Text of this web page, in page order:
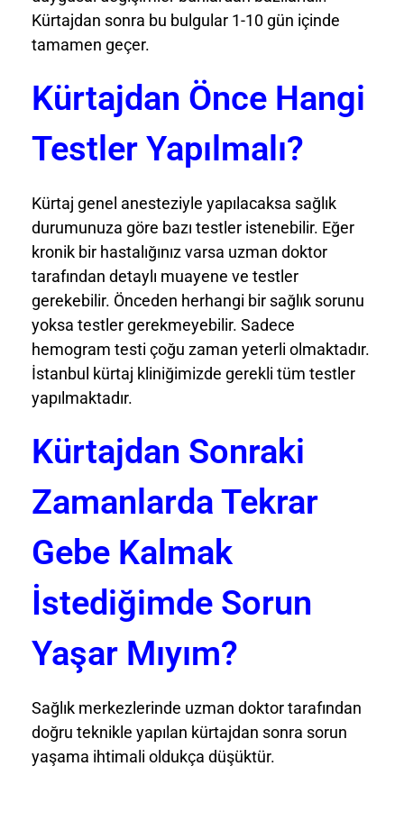
Kürtajdan sonra bu bulgular 1-10 gün içinde
tamamen geçer.
Kürtajdan Önce Hangi
Testler Yapılmalı?
Kürtaj genel anesteziyle yapılacaksa sağlık
durumunuza göre bazı testler istenebilir. Eğer
kronik bir hastalığınız varsa uzman doktor
tarafından detaylı muayene ve testler
gerekebilir. Önceden herhangi bir sağlık sorunu
yoksa testler gerekmeyebilir. Sadece
hemogram testi çoğu zaman yeterli olmaktadır.
İstanbul kürtaj kliniğimizde gerekli tüm testler
yapılmaktadır.
Kürtajdan Sonraki
Zamanlarda Tekrar
Gebe Kalmak
İstediğimde Sorun
Yaşar Mıyım?
Sağlık merkezlerinde uzman doktor tarafından
doğru teknikle yapılan kürtajdan sonra sorun
yaşama ihtimali oldukça düşüktür.